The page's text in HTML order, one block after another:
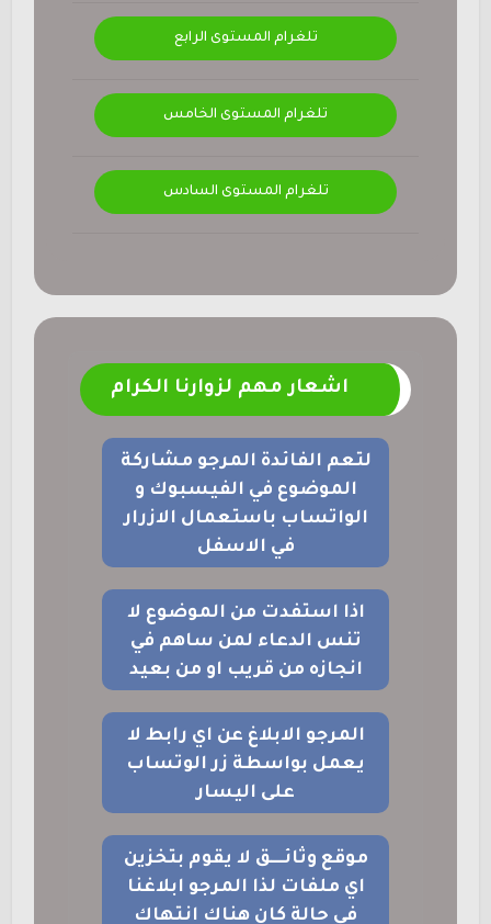
تلغرام المستوى الرابع
تلغرام المستوى الخامس
تلغرام المستوى السادس
اشعار مهم لزوارنا الكرام
لتعم الفائدة المرجو مشاركة
الموضوع في الفيسبوك و
الواتساب باستعمال الازرار
في الاسفل
اذا استفدت من الموضوع لا
تنس الدعاء لمن ساهم في
انجازه من قريب او من بعيد
المرجو الابلاغ عن اي رابط لا
يعمل بواسطة زر الوتساب
على اليسار
موقع وثائــــق لا يقوم بتخزين
اي ملفات لذا المرجو ابلاغنا
في حالة كان هناك انتهاك